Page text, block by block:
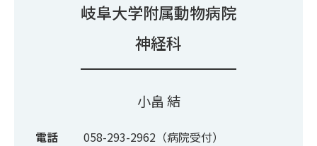
岐阜大学附属動物病院
神経科
小畠 結
電話
058-293-2962（病院受付）